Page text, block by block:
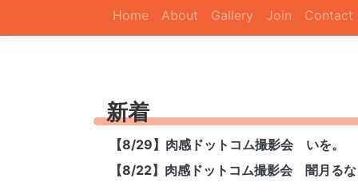
Home About Gallery Join Contact
新着
【8/29】肉感ドットコム撮影会 いを。
【8/22】肉感ドットコム撮影会 闇月るな